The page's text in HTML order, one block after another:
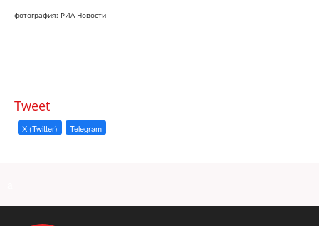
фотография: РИА Новости
Tweet
X (Twitter) Telegram